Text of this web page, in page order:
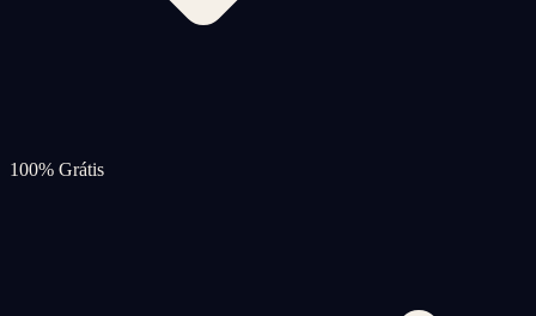
100% Grátis